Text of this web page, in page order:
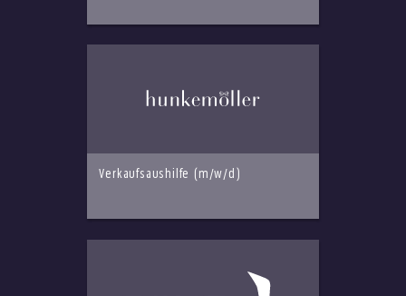
Verkaufsaushilfe (m/w/d)